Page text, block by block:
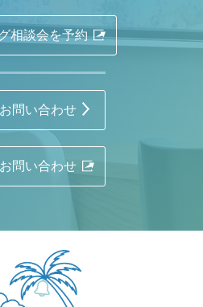
相談会を予約
問い合わせ
問い合わせ